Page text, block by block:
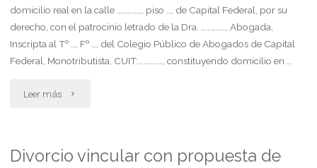
civil"
domicilio real en la calle ……………, piso …, de Capital Federal, por su
derecho, con el patrocinio letrado de la Dra. ……………, Abogada,
Inscripta al Tº …, Fº …, del Colegio Público de Abogados de Capital
Federal, Monotributista, CUIT:……………, constituyendo domicilio en …
Leer más "Divorcio
Divorcio vincular con propuesta de